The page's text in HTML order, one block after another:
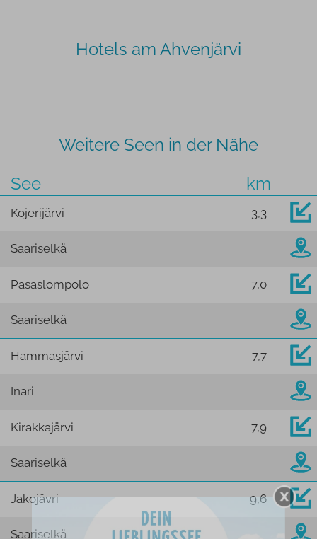
Hotels am Ahvenjärvi
Weitere Seen in der Nähe
See
km
Kojerijärvi 3,3
Saariselkä
Pasaslompolo 7,0
Saariselkä
Hammasjärvi 7,7
Inari
Kirakkajärvi 7,9
Saariselkä
Jakojävri 9,6
Saariselkä